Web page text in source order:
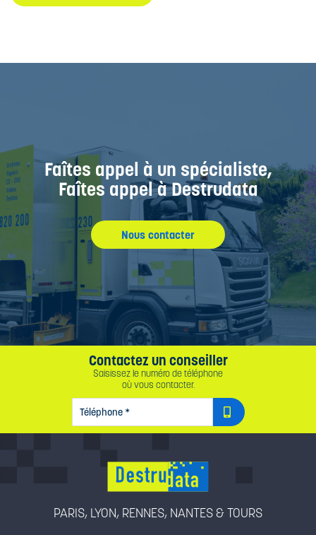
Faîtes appel à un spécialiste,
Faîtes appel à Destrudata
Nous contacter
Contactez un conseiller
Saisissez le numéro de téléphone
où vous contacter.
TÉLÉPHONE*
PARIS, LYON, RENNES, NANTES & TOURS